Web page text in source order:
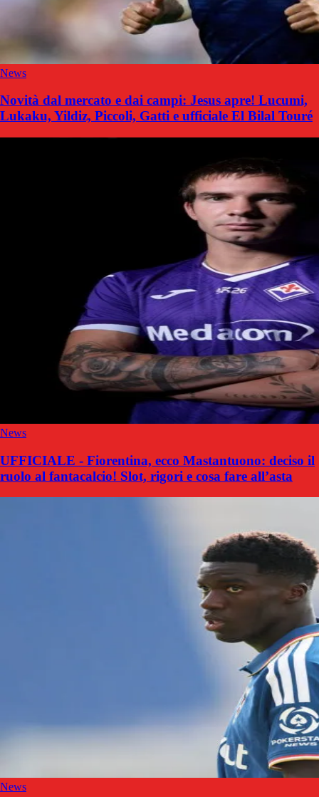
News
Novità dal mercato e dai campi: Jesus apre! Lucumi,
Lukaku, Yildiz, Piccoli, Gatti e ufficiale El Bilal Touré
News
UFFICIALE - Fiorentina, ecco Mastantuono: deciso il
ruolo al fantacalcio! Slot, rigori e cosa fare all’asta
News